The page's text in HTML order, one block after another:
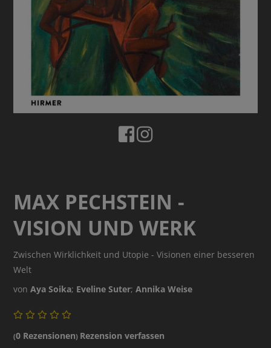
MAX PECHSTEIN -
VISION UND WERK
Zwischen Wirklichkeit und Utopie - Visionen einer besseren
Welt
vonAya Soika; Eveline Suter;Annika Weise
(0 Rezensionen) Rezension verfassen